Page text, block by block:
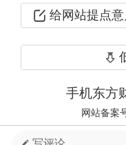
因为昨天晚上
的中国股票基
受消息鼓舞，
是非常强势的
给网站提点
手机东方
网站备案